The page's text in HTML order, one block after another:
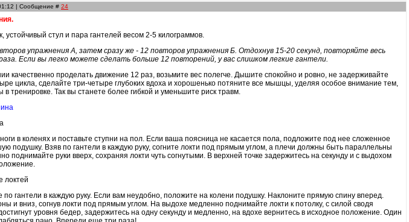
| Сообщение # 24
устойчивый стул и пара гантелей весом 2-5 килограммов.
упражнения А, затем сразу же - 12 повторов упражнения Б. Отдохнув 15-20 секунд, повторяйте весь
Если вы легко можете сделать больше 12 повторений, у вас слишком легкие гантели.
качественно проделать движение 12 раз, возьмите вес полегче. Дышите спокойно и ровно, не задерживайте
цикла, сделайте три-четыре глубоких вдоха и хорошенько потяните все мышцы, уделяя особое внимание тем,
в тренировке. Так вы станете более гибкой и уменьшите риск травм.
в коленях и поставьте ступни на пол. Если ваша поясница не касается пола, подложите под нее сложенное
подушку. Взяв по гантели в каждую руку, согните локти под прямым углом, а плечи должны быть параллельны
поднимайте руки вверх, сохраняя локти чуть согнутыми. В верхней точке задержитесь на секунду и с выдохом
локтей
по гантели в каждую руку. Если вам неудобно, положите на колени подушку. Наклоните прямую спину вперед.
и вниз, согнув локти под прямым углом. На выдохе медленно поднимайте локти к потолку, с силой сводя
уровня бедер, задержитесь на одну секунду и медленно, на вдохе вернитесь в исходное положение. Один